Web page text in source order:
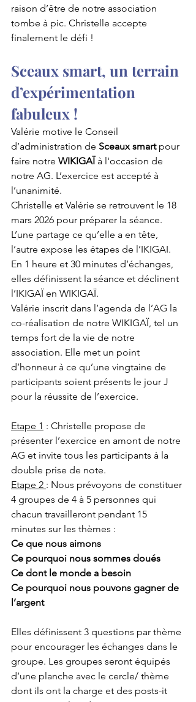
raison d’être de notre association
tombe à pic. Christelle accepte
finalement le défi !
Sceaux smart, un terrain
d’expérimentation
fabuleux !
Valérie motive le Conseil
d’administration de Sceaux smart pour
faire notre WIKIGAÏ à l'occasion de
notre AG. L’exercice est accepté à
l’unanimité.
Christelle et Valérie se retrouvent le 18
mars 2026 pour préparer la séance.
L’une partage ce qu’elle a en tête,
l’autre expose les étapes de l’IKIGAI.
En 1 heure et 30 minutes d’échanges,
elles définissent la séance et déclinent
l’IKIGAÏ en WIKIGAÏ.
Valérie inscrit dans l’agenda de l’AG la
co-réalisation de notre WIKIGAÏ, tel un
temps fort de la vie de notre
association. Elle met un point
d’honneur à ce qu’une vingtaine de
participants soient présents le jour J
pour la réussite de l’exercice.
Etape 1 : Christelle propose de
présenter l’exercice en amont de notre
AG et invite tous les participants à la
double prise de note.
Etape 2 : Nous prévoyons de constituer
4 groupes de 4 à 5 personnes qui
chacun travailleront pendant 15
minutes sur les thèmes :
Ce que nous aimons
Ce pourquoi nous sommes doués
Ce dont le monde a besoin
Ce pourquoi nous pouvons gagner de
l’argent
Elles définissent 3 questions par thème
pour encourager les échanges dans le
groupe. Les groupes seront équipés
d’une planche avec le cercle/ thème
dont ils ont la charge et des posts-it